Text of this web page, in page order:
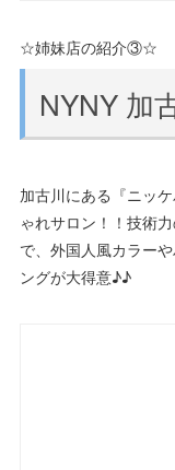
☆姉妹店の紹介③☆
NYNY 加
加古川にある『ニッ
ゃれサロン！！技術
で、外国人風カラー
ングが大得意♪♪